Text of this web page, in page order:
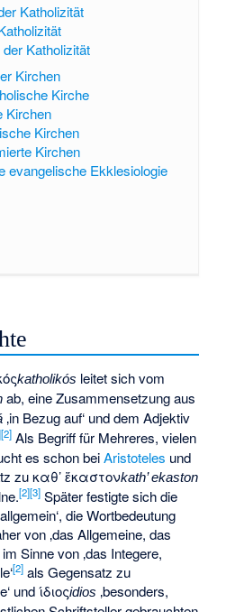
Katholizität
Katholizität
Kirchen
Kirche
Kirchen
Kirchen
Kirchen
evangelische Ekklesiologie
katholikós leitet sich vom
ab, eine Zusammensetzung aus
‚in Bezug auf‘ und dem Adjektiv
[2] Als Begriff für Mehreres, vielen
es schon beiAristoteles und
zuκαθ’ ἕκαστονkath’ ekaston
[2][3] Später festigte sich die
die Wortbedeutung
von ‚das Allgemeine, das
Sinne von ‚das Integere,
[2] als Gegensatz zu
undίδιοςidios ‚besonders,